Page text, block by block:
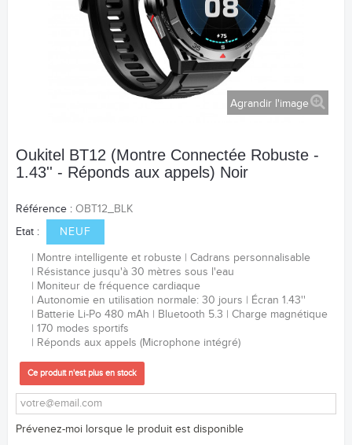
Agrandir l'image
Oukitel BT12 (Montre Connectée Robuste -
1.43'' - Réponds aux appels) Noir
Référence : OBT12_BLK
Etat :
NEUF
Montre intelligente et robuste
Cadrans personnalisable
Résistance jusqu'à 30 mètres sous l'eau
Moniteur de fréquence cardiaque
Autonomie en utilisation normale: 30 jours
Écran 1.43''
Batterie Li-Po 480 mAh Bluetooth 5.3
Charge magnétique
170 modes sportifs
Réponds aux appels (Microphone intégré)
Ce produit n'est plus en stock
Prévenez-moi lorsque le produit est disponible